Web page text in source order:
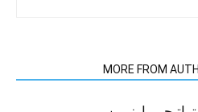
MORE FROM